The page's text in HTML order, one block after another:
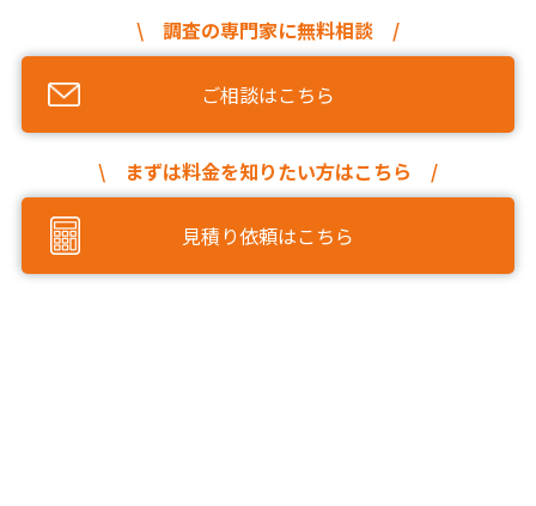
\ 調査の専門家に無料相談 /
ご相談はこちら
\ まずは料金を知りたい方はこちら /
見積り依頼はこちら